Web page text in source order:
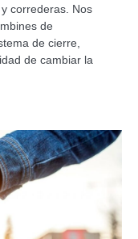
correderas. Nos
de
de cierre,
de cambiar la